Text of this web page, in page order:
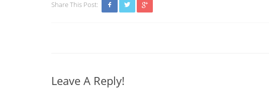
Share This Post:
Leave A Reply!